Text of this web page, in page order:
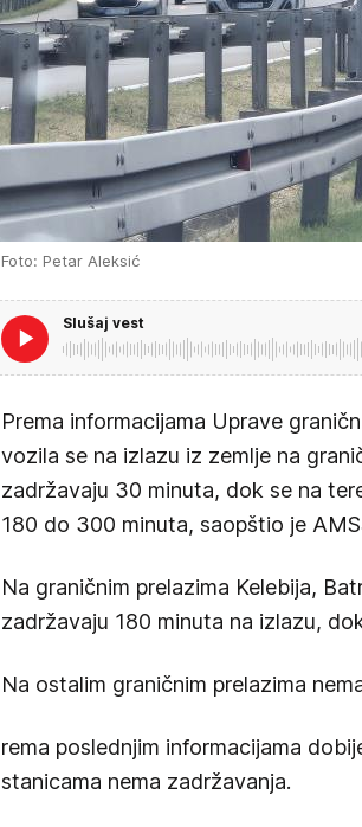
Foto: Petar Aleksić
Slušaj vest
Prema informacijama Uprave
vozila se na izlazu iz zemlje na
zadržavaju 30 minuta, dok se na
180 do 300 minuta, saopštio je
Na graničnim prelazima Kelebija,
zadržavaju 180 minuta na izlazu,
Na ostalim graničnim prelazima
rema poslednjim informacijama
stanicama nema zadržavanja.